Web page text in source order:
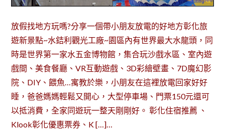
放假找地方玩嗎?分享一個帶小朋友放電的好地方彰化旅
遊新景點~水銡利觀光工廠~園區內有世界最大水龍頭，同
時是世界第一家水五金博物館，集合玩沙戲水區、室內遊
戲間、美食餐廳、VR互動遊戲、3D彩繪壁畫、7D魔幻影
院、DIY、餵魚…寓教於樂，小朋友在這裡放電回家好好
睡，爸爸媽媽輕鬆又開心，大型停車場、門票150元還可
以抵消費，全家同遊玩一整天剛剛好。 彰化住宿推薦 、
Klook彰化優惠票券、K […]…